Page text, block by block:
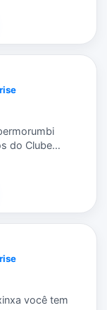
campanhas
do Clube
e
Veja
você tem